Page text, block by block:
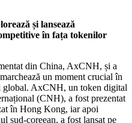
și lansează
în fața tokenilor
din China, AxCNH, și a
un moment crucial în
global. AxCNH, un token digital
(CNH), a fost prezentat
în Hong Kong, iar apoi
sud-coreean, a fost lansat pe